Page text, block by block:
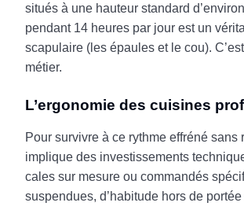
situés à une hauteur standard
pendant 14 heures par jour est un
scapulaire (les épaules et le cou).
métier.
L’ergonomie des cuisines
Pour survivre à ce rythme effréné
implique des investissements
cales sur mesure ou commandés
suspendues, d’habitude hors de